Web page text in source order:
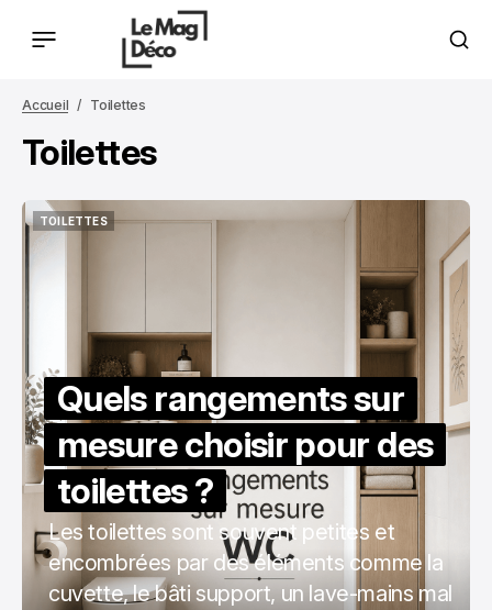
Accueil Toilettes
Toilettes
TOILETTES
TOILETTES
Quels rangements sur
mesure choisir pour des
toilettes ?
Les toilettes sont souvent petites et
encombrées par des éléments comme la
cuvette, le bâti support, un lave-mains mal